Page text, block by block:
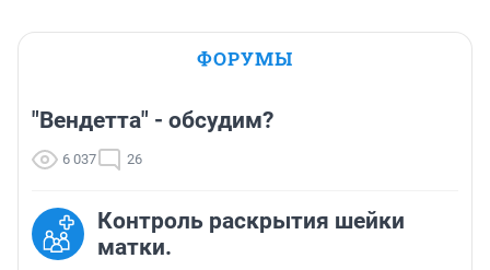
ФОРУМЫ
"Вендетта" - обсудим?
6 037 26
Контроль раскрытия шейки
матки.